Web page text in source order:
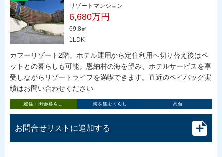
リゾートマンション
6,680万円
69.8㎡
1LDK
カフーリゾート2階。ホテル運用から定住利用へ切り替え後はペ
ットとの暮らしも可能。恩納村の海を望み、ホテルサービスを享
受しながらリゾートライフを満喫できます。直近のペイバック実
績はお問い合わせください
定住・田舎暮らし 海を望むくらし 高台
お問合せリストに追加する